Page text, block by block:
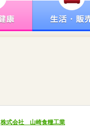
株式会社 山崎食糧工業